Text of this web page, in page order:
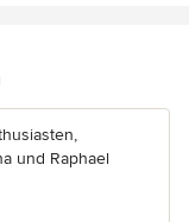
und Raphael